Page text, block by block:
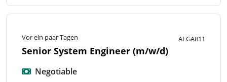
Vor ein paar Tagen ALGA811
Senior System Engineer (m/w/d)
Negotiable